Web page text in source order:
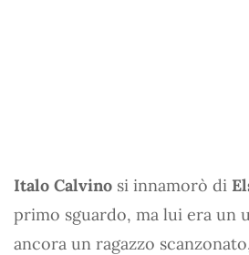
Italo Calvino si innamorò di
primo sguardo, ma lui era un
ancora un ragazzo